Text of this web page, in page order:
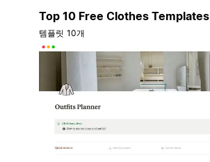
Top 10 Free Clothes Templates
템플릿 10개